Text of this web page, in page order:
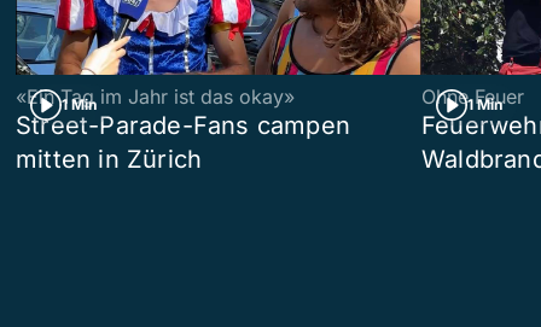
1 Min
«Ein Tag im Jahr ist das okay»
Street-Parade-Fans campen
mitten in Zürich
1 Min
Ohne Feuer